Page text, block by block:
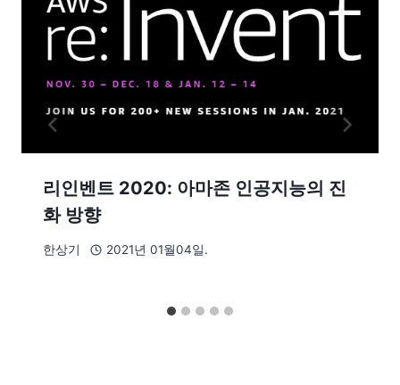
리인벤트 2020: 아마존 인공지능의 진
화 방향
한상기 2021년 01월04일.